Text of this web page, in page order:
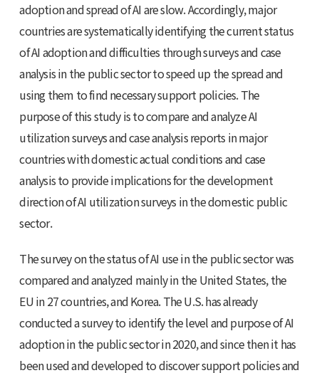
adoption and spread of AI are slow. Accordingly, major
countries are systematically identifying the current status
of AI adoption and difficulties through surveys and case
analysis in the public sector to speed up the spread and
using them to find necessary support policies. The
purpose of this study is to compare and analyze AI
utilization surveys and case analysis reports in major
countries with domestic actual conditions and case
analysis to provide implications for the development
direction of AI utilization surveys in the domestic public
sector.
The survey on the status of AI use in the public sector was
compared and analyzed mainly in the United States, the
EU in 27 countries, and Korea. The U.S. has already
conducted a survey to identify the level and purpose of AI
adoption in the public sector in 2020, and since then it has
been used and developed to discover support policies and